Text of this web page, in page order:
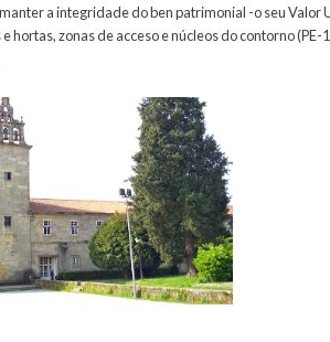
a integridade do ben patrimonial -o seu Valor
hortas, zonas de acceso e núcleos do contorno